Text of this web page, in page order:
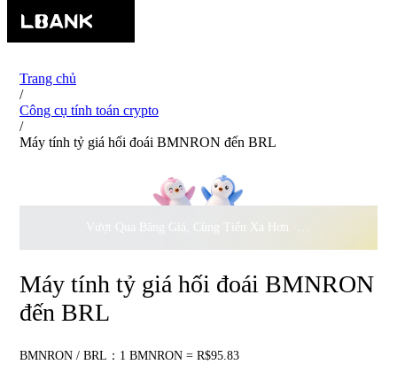
Trang chủ
/
Công cụ tính toán crypto
/
Máy tính tỷ giá hối đoái BMNRON đến BRL
Vượt Qua Băng Giá, Cùng Tiến Xa Hơn ·500.000
Máy tính tỷ giá hối đoái BMNRON
đến BRL
BMNRON / BRL：1 BMNRON = R$95.83